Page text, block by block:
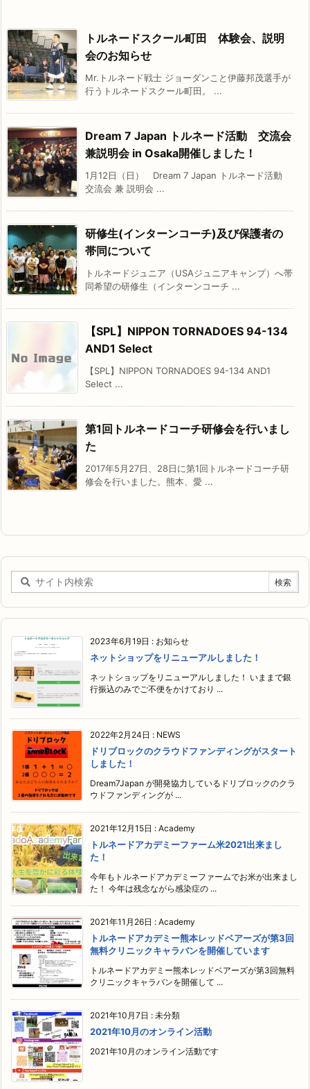
トルネードスクール町田 体験会、説明
会のお知らせ
Mr.トルネード戦士 ジョーダンこと伊藤邦茂選手が
行うトルネードスクール町田。 ...
Dream 7 Japan トルネード活動 交流会
兼説明会 in Osaka開催しました！
1月12日（日） Dream 7 Japan トルネード活動
交流会 兼 説明会 ...
研修生(インターンコーチ)及び保護者の
帯同について
トルネードジュニア（USAジュニアキャンプ）へ帯
同希望の研修生（インターンコーチ ...
【SPL】NIPPON TORNADOES 94-134
AND1 Select
【SPL】NIPPON TORNADOES 94-134 AND1
Select ...
第1回トルネードコーチ研修会を行いまし
た
2017年5月27日、28日に第1回トルネードコーチ研
修会を行いました。熊本、愛 ...
2023年6月19日 : お知らせ
ネットショップをリニューアルしました！
ネットショップをリニューアルしました！ いままで銀
行振込のみでご不便をかけており ...
2022年2月24日 : NEWS
ドリブロックのクラウドファンディングがスタート
しました！
Dream7Japan が開発協力しているドリブロックのクラ
ウドファンディングが ...
2021年12月15日 : Academy
トルネードアカデミーファーム米2021出来まし
た！
今年もトルネードアカデミーファームでお米が出来まし
た！ 今年は残念ながら感染症の ...
2021年11月26日 : Academy
トルネードアカデミー熊本レッドベアーズが第3回
無料クリニックキャラバンを開催しています
トルネードアカデミー熊本レッドベアーズが第3回無料
クリニックキャラバンを開催して ...
2021年10月7日 : 未分類
2021年10月のオンライン活動
2021年10月のオンライン活動です